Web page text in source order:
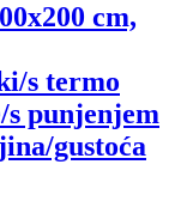
cm,
s termo
s punjenjem
gustoća